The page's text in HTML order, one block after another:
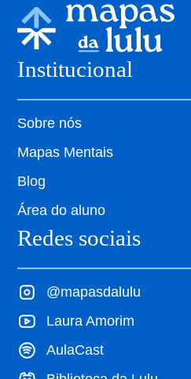
Institucional
Sobre nós
Mapas Mentais
Blog
Área do aluno
Redes sociais
@mapasdalulu
Laura Amorim
AulaCast